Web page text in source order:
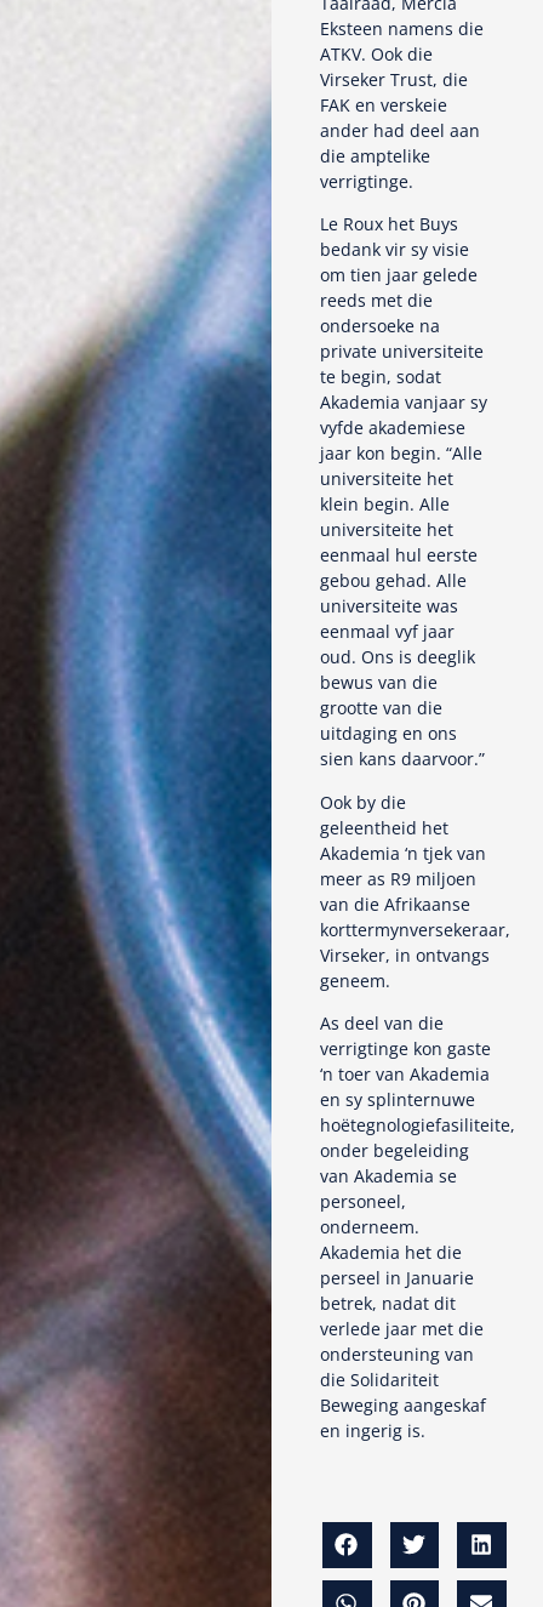
Eksteen namens die
ATKV. Ook die
Virseker Trust, die
FAK en verskeie
ander had deel aan
die amptelike
verrigtinge.
Le Roux het Buys
bedank vir sy visie
om tien jaar gelede
reeds met die
ondersoeke na
private universiteite
te begin, sodat
Akademia vanjaar sy
vyfde akademiese
jaar kon begin. “Alle
universiteite het
klein begin. Alle
universiteite het
eenmaal hul eerste
gebou gehad. Alle
universiteite was
eenmaal vyf jaar
oud. Ons is deeglik
bewus van die
grootte van die
uitdaging en ons
sien kans daarvoor.”
Ook by die
geleentheid het
Akademia ‘n tjek van
meer as R9 miljoen
van die Afrikaanse
korttermynversekeraar,
Virseker, in ontvangs
geneem.
As deel van die
verrigtinge kon gaste
‘n toer van Akademia
en sy splinternuwe
hoëtegnologiefasiliteite,
onder begeleiding
van Akademia se
personeel,
onderneem.
Akademia het die
perseel in Januarie
betrek, nadat dit
verlede jaar met die
ondersteuning van
die Solidariteit
Beweging aangeskaf
en ingerig is.